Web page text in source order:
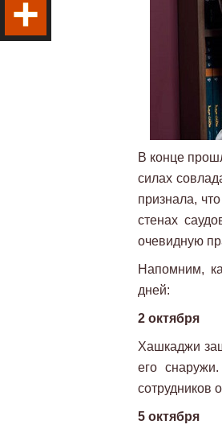
В конце
силах
признала,
стенах
очевидную
Напомним,
дней:
2 октября
Хашкаджи
его
сотрудников
5 октября
Odnoklassniki